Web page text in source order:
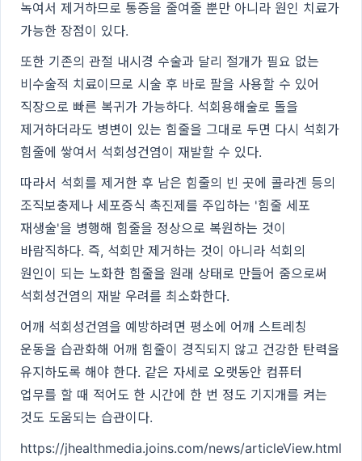
녹여서 제거하므로 통증을 줄여줄 뿐만 아니라 원인 치료가
가능한 장점이 있다.
또한 기존의 관절 내시경 수술과 달리 절개가 필요 없는
비수술적 치료이므로 시술 후 바로 팔을 사용할 수 있어
직장으로 빠른 복귀가 가능하다. 석회용해술로 돌을
제거하더라도 병변이 있는 힘줄을 그대로 두면 다시 석회가
힘줄에 쌓여서 석회성건염이 재발할 수 있다.
따라서 석회를 제거한 후 남은 힘줄의 빈 곳에 콜라겐 등의
조직보충제나 세포증식 촉진제를 주입하는 '힘줄 세포
재생술'을 병행해 힘줄을 정상으로 복원하는 것이
바람직하다. 즉, 석회만 제거하는 것이 아니라 석회의
원인이 되는 노화한 힘줄을 원래 상태로 만들어 줌으로써
석회성건염의 재발 우려를 최소화한다.
어깨 석회성건염을 예방하려면 평소에 어깨 스트레칭
운동을 습관화해 어깨 힘줄이 경직되지 않고 건강한 탄력을
유지하도록 해야 한다. 같은 자세로 오랫동안 컴퓨터
업무를 할 때 적어도 한 시간에 한 번 정도 기지개를 켜는
것도 도움되는 습관이다.
https://jhealthmedia.joins.com/news/articleView.html